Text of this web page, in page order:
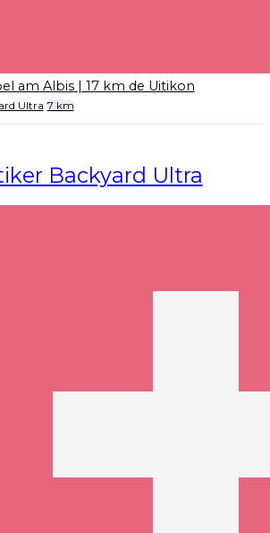
am Albis | 17 km de Uitikon
Ultra 7 km
Backyard Ultra